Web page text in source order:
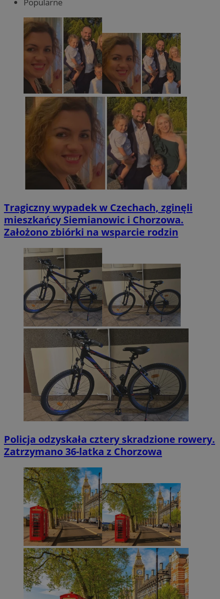
Popularne
Tragiczny wypadek w Czechach, zginęli
mieszkańcy Siemianowic i Chorzowa.
Założono zbiórki na wsparcie rodzin
Policja odzyskała cztery skradzione rowery.
Zatrzymano 36-latka z Chorzowa